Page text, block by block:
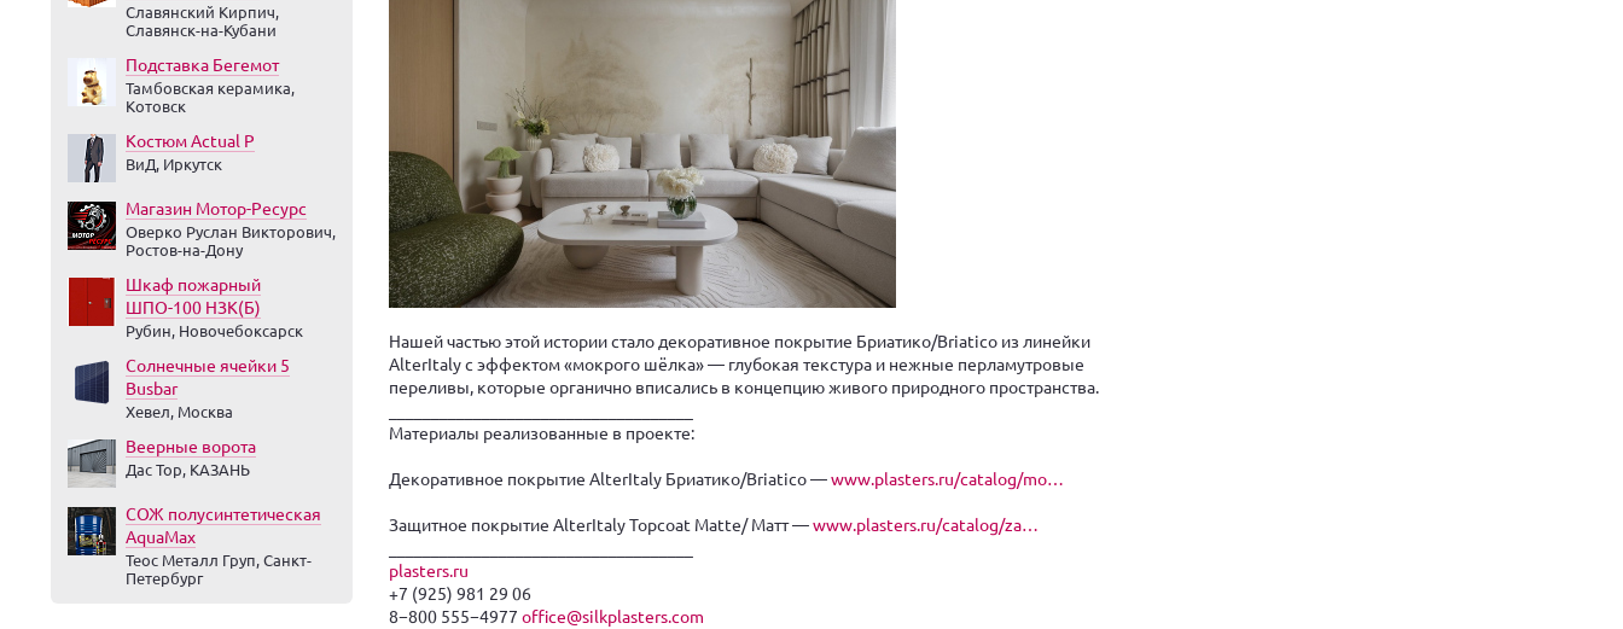
Славянский Кирпич,
Славянск-на-Кубани
Подставка Бегемот
Тамбовская керамика,
Котовск
Костюм Actual Р
ВиД, Иркутск
Магазин Мотор-Ресурс
Оверко Руслан Викторович,
Ростов-на-Дону
Шкаф пожарный
ШПО-100 НЗК(Б)
Рубин, Новочебоксарск
Солнечные ячейки 5
Busbar
Хевел, Москва
Веерные ворота
Дас Тор, КАЗАНЬ
СОЖ полусинтетическая
AquaMax
Теос Металл Груп, Санкт-
Петербург
Нашей частью этой истории стало декоративное покрытие Бриатико/Briatico из линейки
AlterItaly с эффектом «мокрого шёлка» — глубокая текстура и нежные перламутровые
переливы, которые органично вписались в концепцию живого природного пространства.
Материалы реализованные в проекте:
Декоративное покрытие AlterItaly Бриатико/Briatico —www.plasters.ru/catalog/mo…
Защитное покрытие AlterItaly Topcoat Matte/ Матт —www.plasters.ru/catalog/za…
plasters.ru
+7 (925) 981 29 06
8−800 555−4977 office@silkplasters.com